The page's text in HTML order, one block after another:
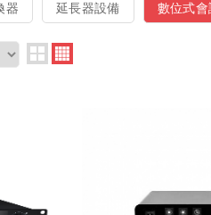
器 延長器設備 數位式